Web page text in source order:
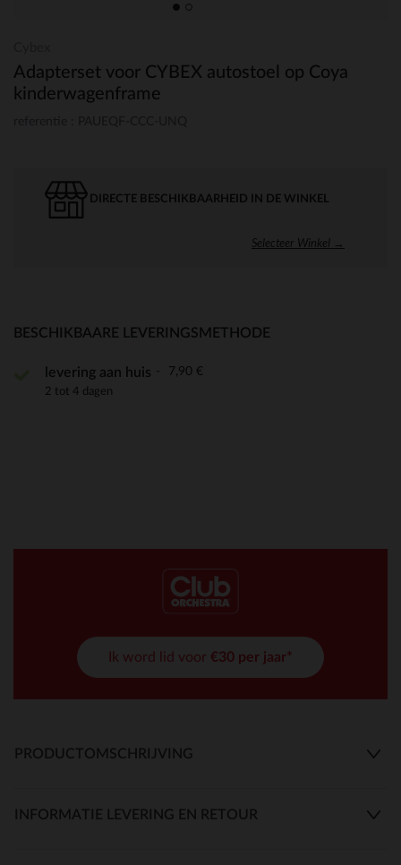
Adapterset voor CYBEX autostoel op Coya
kinderwagenframe
DIRECTE BESCHIKBAARHEID IN DE WINKEL
Selecteer Winkel →
BESCHIKBAARE LEVERINGSMETHODE
levering aan huis 7,90 €
2 tot 4 dagen
Ik word lid voor €30 per jaar*
PRODUCTOMSCHRIJVING
INFORMATIE LEVERING EN RETOUR